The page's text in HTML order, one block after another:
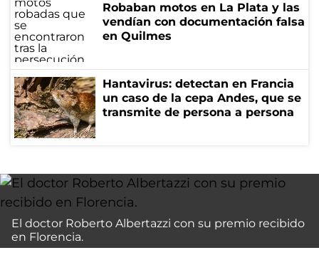
Robaban motos en La Plata y las
vendían con documentación falsa
en Quilmes
Hantavirus: detectan en Francia
un caso de la cepa Andes, que se
transmite de persona a persona
El doctor Roberto Albertazzi con su premio recibido
en Florencia.